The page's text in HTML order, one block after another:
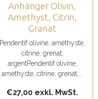
Anhänger Olivin,
Amethyst, Citrin,
Granat
Pendentif olivine, améthyste,
citrine, grenat,
argentPendentif olivine,
améthyste, citrine, grenat,...
€27,00 exkl. MwSt.